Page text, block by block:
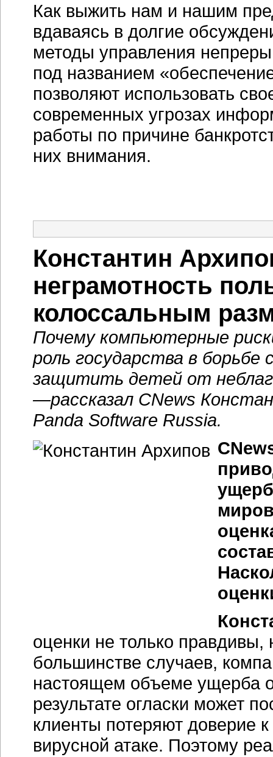
Как выжить нам и нашим
вдаваясь в долгие
методы управления
под названием
позволяют использовать
современных угрозах
работы по причине
них внимания.
Константин
неграмотность
колоссальным
Почему компьютерные
роль государства в
защитить детей от
—рассказал CNews
Panda Software Russia.
оценки не только
большинстве случаев,
настоящем объеме ущерба
результате огласки может
клиенты потеряют доверие
вирусной атаке. Поэтому